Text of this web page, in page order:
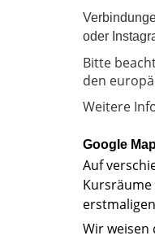
oder
Bitte
den
Weitere
Google
Auf
Kursräume
Wir weisen